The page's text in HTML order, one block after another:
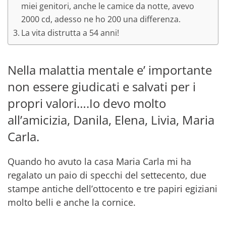
miei genitori, anche le camice da notte, avevo
2000 cd, adesso ne ho 200 una differenza.
La vita distrutta a 54 anni!
Nella malattia mentale e’ importante
non essere giudicati e salvati per i
propri valori….Io devo molto
all’amicizia, Danila, Elena, Livia, Maria
Carla.
Quando ho avuto la casa Maria Carla mi ha
regalato un paio di specchi del settecento, due
stampe antiche dell’ottocento e tre papiri egiziani
molto belli e anche la cornice.